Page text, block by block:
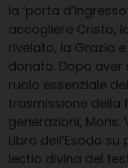
la ‘porta
accogliere Cristo,
rivelato, la Grazia
donato. Dopo
ruolo essenziale
trasmissione della
generazioni, Mons.
Libro dell’Esodo
lectio divina del